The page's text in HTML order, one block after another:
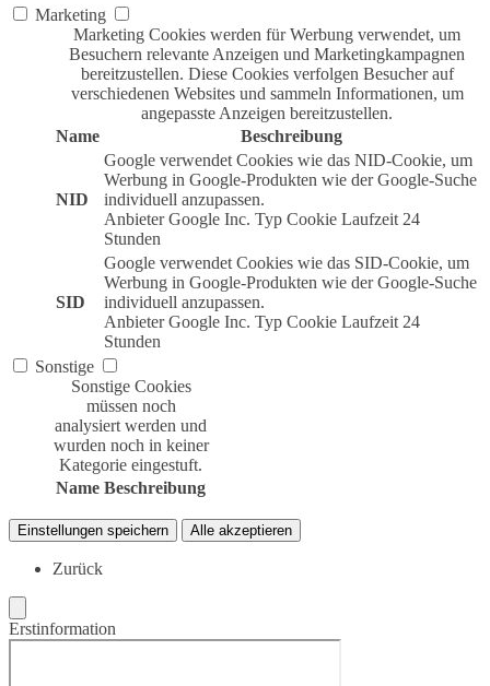
Marketing
Marketing Cookies werden für Werbung verwendet, um
Besuchern relevante Anzeigen und Marketingkampagnen
bereitzustellen. Diese Cookies verfolgen Besucher auf
verschiedenen Websites und sammeln Informationen, um
angepasste Anzeigen bereitzustellen.
Name
Beschreibung
NID
Google verwendet Cookies wie das NID-Cookie, um
Werbung in Google-Produkten wie der Google-Suche
individuell anzupassen.
Anbieter Google Inc. Typ Cookie Laufzeit 24
Stunden
SID
Google verwendet Cookies wie das SID-Cookie, um
Werbung in Google-Produkten wie der Google-Suche
individuell anzupassen.
Anbieter Google Inc. Typ Cookie Laufzeit 24
Stunden
Sonstige
Sonstige Cookies
müssen noch
analysiert werden und
wurden noch in keiner
Kategorie eingestuft.
Name Beschreibung
Einstellungen speichern Alle akzeptieren
Zurück
Erstinformation